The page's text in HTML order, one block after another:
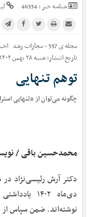
شناسه خبر :46334
مجله ی 537 - مجازات رشد
تاریخ انتشار:شنبه ۲۸ بهمن ۱۴۰۲
توهم تنهایی
چگونه می‌توان از «تنهایی
محمدحسین باقی /
دی‌ماه
نوشته‌اند. ضمن سپاس از